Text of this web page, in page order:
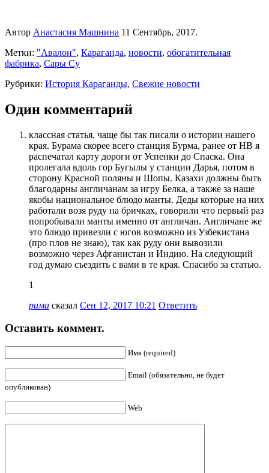
Автор Анастасия Машнина 11 Сентябрь, 2017.
Метки: "Авалон", Караганда, новости, обогатительная
фабрика, Сары Су
Рубрики: История Караганды, Свежие новости
Один комментарий
классная статья, чаще бы так писали о истории нашего
края. Бурама скорее всего станция Бурма, ранее от НВ я
распечатал карту дороги от Успенки до Спаска. Она
пролегала вдоль гор Бугылы у станции Дарья, потом в
сторону Красной поляны и Шопы. Казахи должны быть
благодарны англичанам за игру Белка, а также за наше
якобы национальное блюдо манты. Деды которые на них
работали возя руду на бричках, говорили что первый раз
попробывали манты именно от англичан. Англичане же
это блюдо привезли с югов возможно из Узбекистана
(про плов не знаю), так как руду они вывозили
возможно через Афганистан и Индию. На следующий
год думаю съездить с вами в те края. Спасибо за статью.
1
рима сказал Сен 12, 2017 10:21 Ответить
Оставить коммент.
Имя (required)
Email (обязательно, не будет
опубликован)
Web